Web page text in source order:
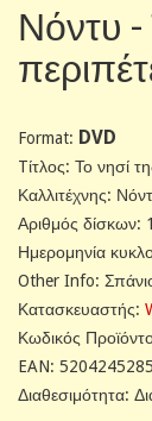
Νόντυ -
Format: DVD
Tίτλος: Το νησί
Καλλιτέχνης:
Αριθμός δίσκων: 1
Ημερομηνία
Other Info:
Κατασκευαστής:
Κωδικός
EAN:
Διαθεσιμότητα: